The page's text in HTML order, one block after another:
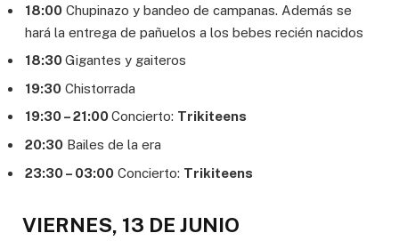
18:00 Chupinazo y bandeo de campanas. Además se
hará la entrega de pañuelos a los bebes recién nacidos
18:30Gigantes y gaiteros
19:30 Chistorrada
19:30 – 21:00Concierto: Trikiteens
20:30 Bailes de la era
23:30 – 03:00 Concierto: Trikiteens
VIERNES, 13 DE JUNIO